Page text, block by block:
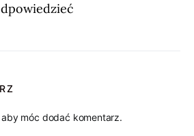
aby móc dodać komentarz.